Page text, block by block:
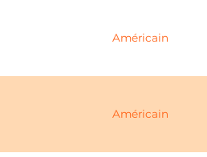
Américain
Américain